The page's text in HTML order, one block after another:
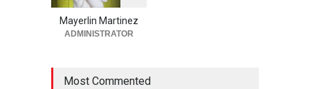
desarticulada en San Pedro
Mayerlin Martinez
ADMINISTRATOR
Most Commented